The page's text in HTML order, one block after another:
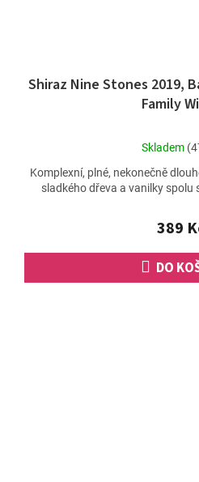
Shiraz Nine Stones 2019,
Family
je
z
5
Skladem
389
DO
Komplexní, plné, nekonečně
sladkého dřeva a vanilky spolu